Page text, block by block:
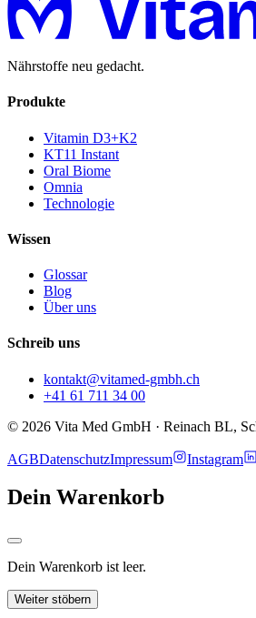
Nährstoffe neu gedacht.
Produkte
Vitamin D3+K2
KT11 Instant
Oral Biome
Omnia
Technologie
Wissen
Glossar
Blog
Über uns
Schreib uns
kontakt@vitamed-gmbh.ch
+41 61 711 34 00
© 2026 Vita Med GmbH · Reinach BL,
AGBDatenschutzImpressum Instagram
Dein Warenkorb
Dein Warenkorb ist leer.
Weiter stöbern